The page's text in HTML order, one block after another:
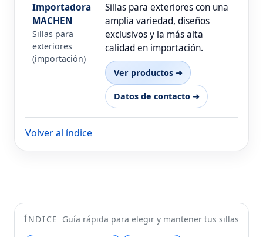
Importadora
MACHEN
Sillas para
exteriores
(importación)
Sillas para exteriores con una
amplia variedad, diseños
exclusivos y la más alta
calidad en importación.
Ver productos ➜
Datos de contacto ➜
Volver al índice
ÍNDICE Guía rápida para elegir y mantener tus sillas